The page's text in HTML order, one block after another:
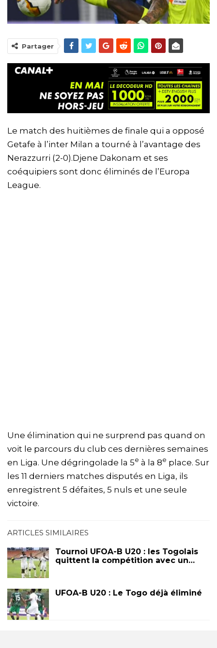
Partager
Le match des huitièmes de finale qui a opposé
Getafe à l’inter Milan a tourné à l’avantage des
Nerazzurri (2-0).Djene Dakonam et ses
coéquipiers sont donc éliminés de l’Europa
League.
Une élimination qui ne surprend pas quand on
voit le parcours du club ces dernières semaines
en Liga. Une dégringolade la 5e à la 8e place. Sur
les 11 derniers matches disputés en Liga, ils
enregistrent 5 défaites, 5 nuls et une seule
victoire.
ARTICLES SIMILAIRES
Tournoi UFOA-B U20 : les Togolais
quittent la compétition avec un…
UFOA-B U20 : Le Togo déjà éliminé